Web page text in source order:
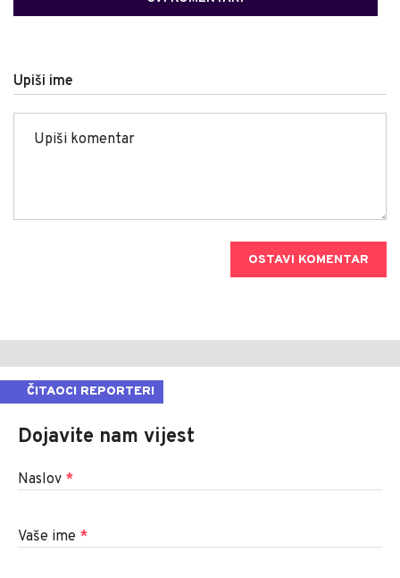
Upiši ime
OSTAVI KOMENTAR
ČITAOCI REPORTERI
Dojavite nam vijest
Naslov *
Vaše ime *